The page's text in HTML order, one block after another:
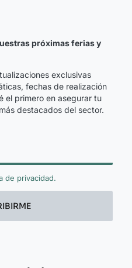
próximas ferias y
exclusivas
fechas de realización
el primero en asegurar tu
destacados del sector.
de privacidad.